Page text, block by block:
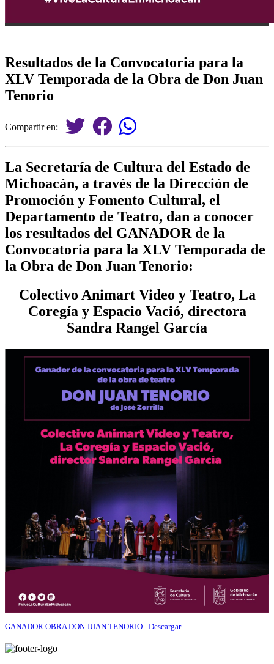
Resultados de la Convocatoria para la
XLV Temporada de la Obra de Don Juan
Tenorio
Compartir en:
La Secretaría de Cultura del Estado de
Michoacán, a través de la Dirección de
Promoción y Fomento Cultural, el
Departamento de Teatro, dan a conocer
los resultados del GANADOR de la
Convocatoria para la XLV Temporada de
la Obra de Don Juan Tenorio:
Colectivo Animart Video y Teatro, La
Coregía y Espacio Vació, directora
Sandra Rangel García
GANADOR OBRA DON JUAN TENORIO Descargar